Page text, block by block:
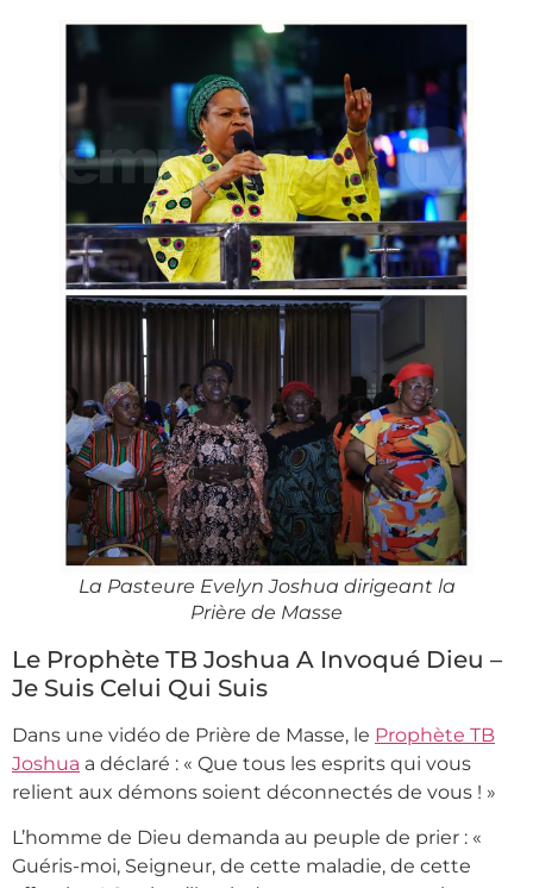
La Pasteure Evelyn Joshua dirigeant la
Prière de Masse
Le Prophète TB Joshua A Invoqué Dieu –
Je Suis Celui Qui Suis
Dans une vidéo de Prière de Masse, le Prophète TB
Joshua a déclaré : « Que tous les esprits qui vous
relient aux démons soient déconnectés de vous ! »
L’homme de Dieu demanda au peuple de prier : «
Guéris-moi, Seigneur, de cette maladie, de cette